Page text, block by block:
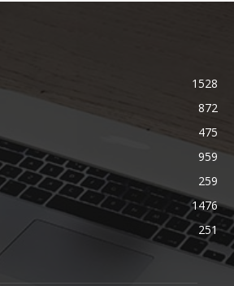
1528
872
475
959
259
1476
251